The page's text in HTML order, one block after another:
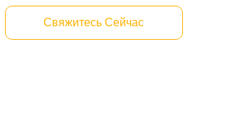
Свяжитесь Сейчас